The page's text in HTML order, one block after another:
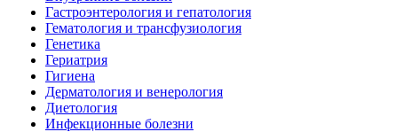
Гастроэнтерология и гепатология
Гематология и трансфузиология
Генетика
Гериатрия
Гигиена
Дерматология и венерология
Диетология
Инфекционные болезни